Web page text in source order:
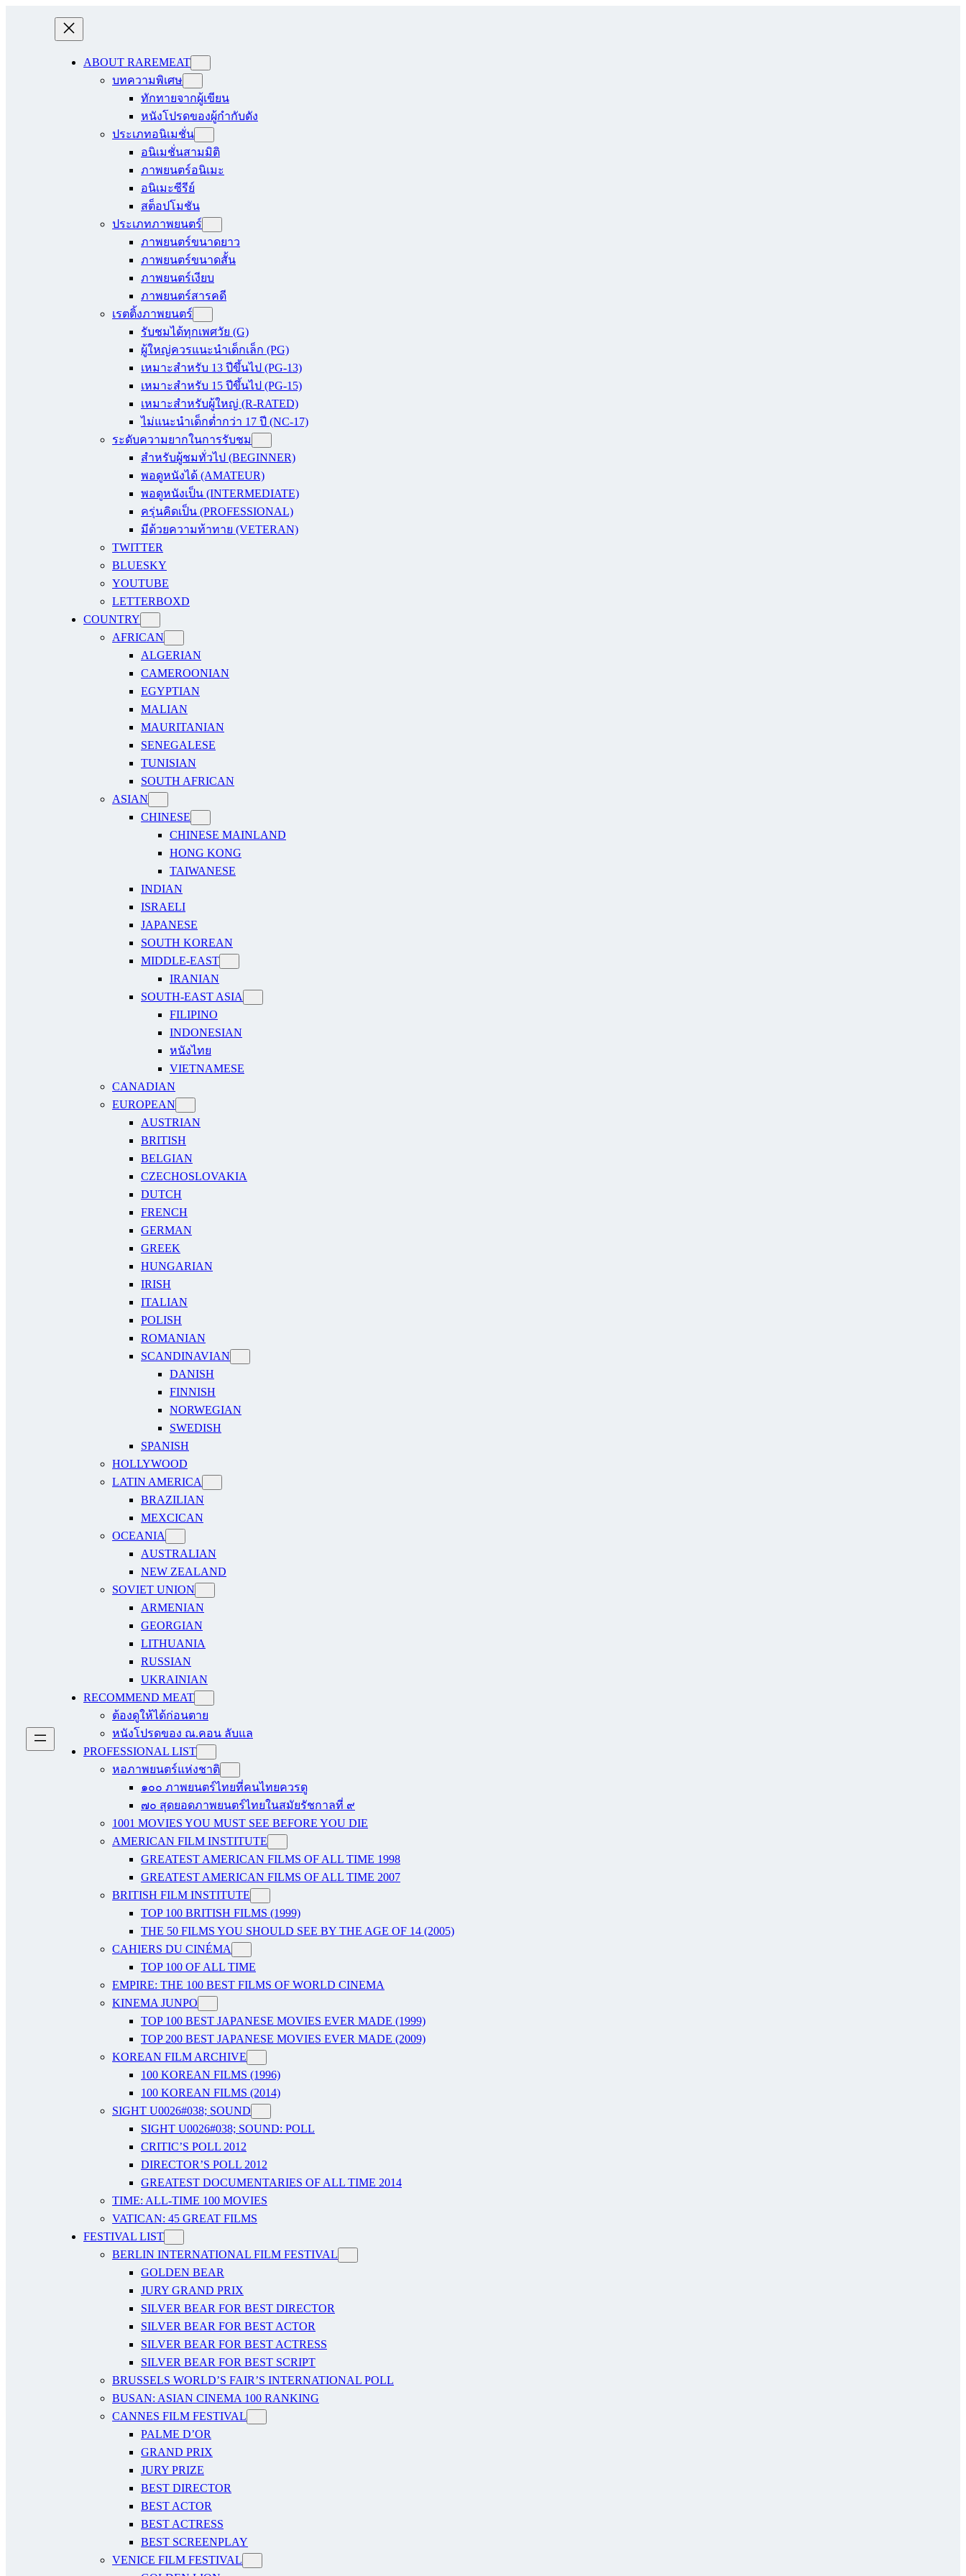
ABOUT RAREMEAT
บทความพิเศษ
ทักทายจากผู้เขียน
หนังโปรดของผู้กำกับดัง
ประเภทอนิเมชั่น
อนิเมชั่นสามมิติ
ภาพยนตร์อนิเมะ
อนิเมะซีรีย์
สต็อปโมชัน
ประเภทภาพยนตร์
ภาพยนตร์ขนาดยาว
ภาพยนตร์ขนาดสั้น
ภาพยนตร์เงียบ
ภาพยนตร์สารคดี
เรตติ้งภาพยนตร์
รับชมได้ทุกเพศวัย (G)
ผู้ใหญ่ควรแนะนำเด็กเล็ก (PG)
เหมาะสำหรับ 13 ปีขึ้นไป (PG-13)
เหมาะสำหรับ 15 ปีขึ้นไป (PG-15)
เหมาะสำหรับผู้ใหญ่ (R-RATED)
ไม่แนะนำเด็กต่ำกว่า 17 ปี (NC-17)
ระดับความยากในการรับชม
สำหรับผู้ชมทั่วไป (BEGINNER)
พอดูหนังได้ (AMATEUR)
พอดูหนังเป็น (INTERMEDIATE)
ครุ่นคิดเป็น (PROFESSIONAL)
มีด้วยความท้าทาย (VETERAN)
TWITTER
BLUESKY
YOUTUBE
LETTERBOXD
COUNTRY
AFRICAN
ALGERIAN
CAMEROONIAN
EGYPTIAN
MALIAN
MAURITANIAN
SENEGALESE
TUNISIAN
SOUTH AFRICAN
ASIAN
CHINESE
CHINESE MAINLAND
HONG KONG
TAIWANESE
INDIAN
ISRAELI
JAPANESE
SOUTH KOREAN
MIDDLE-EAST
IRANIAN
SOUTH-EAST ASIA
FILIPINO
INDONESIAN
หนังไทย
VIETNAMESE
CANADIAN
EUROPEAN
AUSTRIAN
BRITISH
BELGIAN
CZECHOSLOVAKIA
DUTCH
FRENCH
GERMAN
GREEK
HUNGARIAN
IRISH
ITALIAN
POLISH
ROMANIAN
SCANDINAVIAN
DANISH
FINNISH
NORWEGIAN
SWEDISH
SPANISH
HOLLYWOOD
LATIN AMERICA
BRAZILIAN
MEXCICAN
OCEANIA
AUSTRALIAN
NEW ZEALAND
SOVIET UNION
ARMENIAN
GEORGIAN
LITHUANIA
RUSSIAN
UKRAINIAN
RECOMMEND MEAT
ต้องดูให้ได้ก่อนตาย
หนังโปรดของ ณ.คอน ลับแล
PROFESSIONAL LIST
หอภาพยนตร์แห่งชาติ
๑๐๐ ภาพยนตร์ไทยที่คนไทยควรดู
๗๐ สุดยอดภาพยนตร์ไทยในสมัยรัชกาลที่ ๙
1001 MOVIES YOU MUST SEE BEFORE YOU DIE
AMERICAN FILM INSTITUTE
GREATEST AMERICAN FILMS OF ALL TIME 1998
GREATEST AMERICAN FILMS OF ALL TIME 2007
BRITISH FILM INSTITUTE
TOP 100 BRITISH FILMS (1999)
THE 50 FILMS YOU SHOULD SEE BY THE AGE OF 14 (2005)
CAHIERS DU CINÉMA
TOP 100 OF ALL TIME
EMPIRE: THE 100 BEST FILMS OF WORLD CINEMA
KINEMA JUNPO
TOP 100 BEST JAPANESE MOVIES EVER MADE (1999)
TOP 200 BEST JAPANESE MOVIES EVER MADE (2009)
KOREAN FILM ARCHIVE
100 KOREAN FILMS (1996)
100 KOREAN FILMS (2014)
SIGHT U0026#038; SOUND
SIGHT U0026#038; SOUND: POLL
CRITIC’S POLL 2012
DIRECTOR’S POLL 2012
GREATEST DOCUMENTARIES OF ALL TIME 2014
TIME: ALL-TIME 100 MOVIES
VATICAN: 45 GREAT FILMS
FESTIVAL LIST
BERLIN INTERNATIONAL FILM FESTIVAL
GOLDEN BEAR
JURY GRAND PRIX
SILVER BEAR FOR BEST DIRECTOR
SILVER BEAR FOR BEST ACTOR
SILVER BEAR FOR BEST ACTRESS
SILVER BEAR FOR BEST SCRIPT
BRUSSELS WORLD’S FAIR’S INTERNATIONAL POLL
BUSAN: ASIAN CINEMA 100 RANKING
CANNES FILM FESTIVAL
PALME D’OR
GRAND PRIX
JURY PRIZE
BEST DIRECTOR
BEST ACTOR
BEST ACTRESS
BEST SCREENPLAY
VENICE FILM FESTIVAL